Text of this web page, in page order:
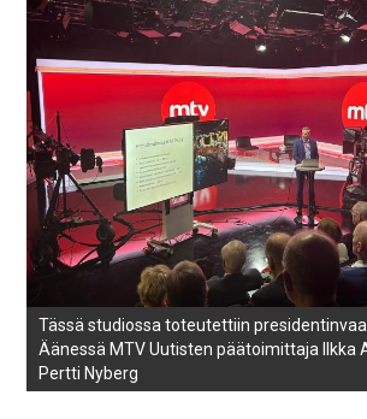
Tässä studiossa toteutettiin
Äänessä MTV Uutisten päätoimittaja Ilkka
Pertti Nyberg